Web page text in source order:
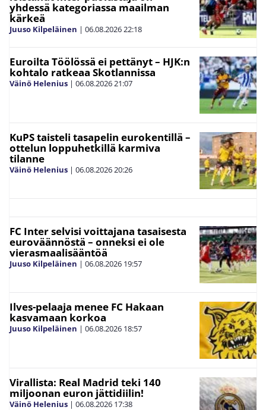
yhdessä kategoriassa maailman
kärkeä
Juuso Kilpeläinen | 06.08.202622:18
Euroilta Töölössä ei pettänyt – HJK:n
kohtalo ratkeaa Skotlannissa
Väinö Helenius | 06.08.202621:07
KuPS taisteli tasapelin eurokentillä –
ottelun loppuhetkillä karmiva
tilanne
Väinö Helenius | 06.08.202620:26
FC Inter selvisi voittajana tasaisesta
euroväännöstä – onneksi ei ole
vierasmaalisääntöä
Juuso Kilpeläinen | 06.08.2026 19:57
Ilves-pelaaja menee FC Hakaan
kasvamaan korkoa
Juuso Kilpeläinen | 06.08.2026 18:57
Virallista: Real Madrid teki 140
miljoonan euron jättidiilin!
Väinö Helenius | 06.08.2026 17:38